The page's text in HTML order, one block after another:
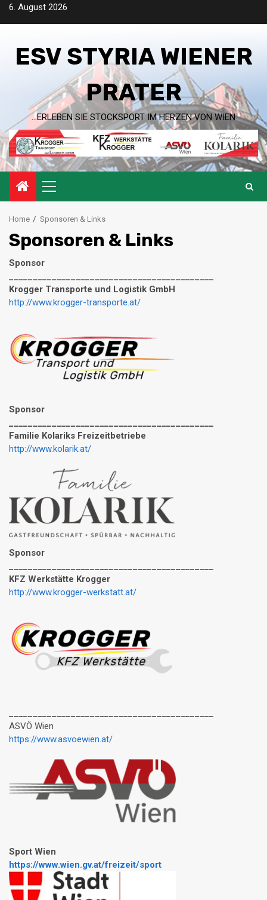
Skip6. August 2026
ESV STYRIA WIENER
PRATER
…ERLEBEN SIE STOCKSPORT IM HERZEN VON WIEN
Primary
Menu
Home Sponsoren & Links
Sponsoren & Links
Sponsor
Krogger Transporte und Logistik GmbH
http://www.krogger-transporte.at/
Sponsor
Familie Kolariks Freizeitbetriebe
http://www.kolarik.at/
Sponsor
KFZ Werkstätte Krogger
http://www.krogger-werkstatt.at/
ASVÖ Wien
https://www.asvoewien.at/
Sport Wien
https://www.wien.gv.at/freizeit/sport